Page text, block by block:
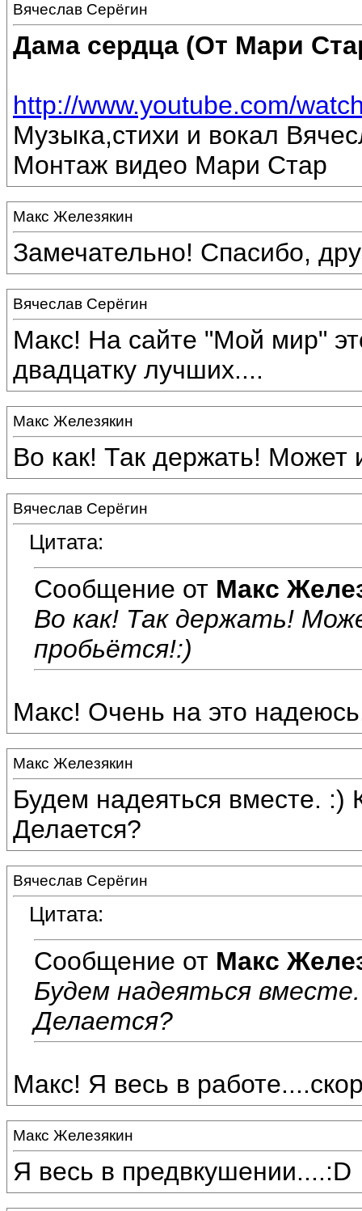
Вячеслав Серёгин
Дама сердца (От Мари
http://www.youtube.com/
Музыка,стихи и вокал
Монтаж видео Мари Стар
Макс Железякин
Замечательно! Спасибо,
Вячеслав Серёгин
Макс! На сайте "Мой мир"
двадцатку лучших....
Макс Железякин
Во как! Так держать!
Вячеслав Серёгин
Цитата:
Сообщение от Макс
Во как! Так держать!
пробьётся!:)
Макс! Очень на это
Макс Железякин
Будем надеяться вместе. :)
Делается?
Вячеслав Серёгин
Цитата:
Сообщение от Макс
Будем надеяться
Делается?
Макс! Я весь в
Макс Железякин
Я весь в предвкушении....:D